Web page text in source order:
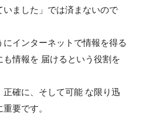
ました」では済まないので
インターネットで情報を得る
情報を 届けるという役割を
確に、そして可能 な限り迅
要です。